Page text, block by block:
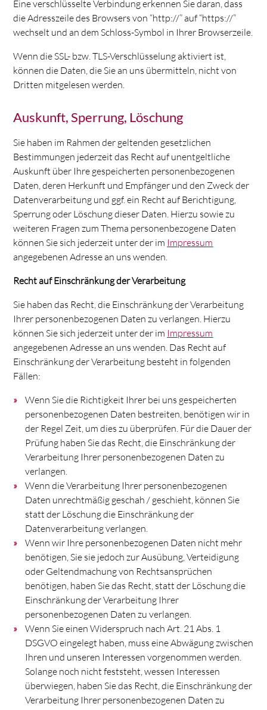
Eine verschlüsselte Verbindung erkennen Sie daran, dass
die Adresszeile des Browsers von “http://” auf “https://”
wechselt und an dem Schloss-Symbol in Ihrer Browserzeile.
Wenn die SSL- bzw. TLS-Verschlüsselung aktiviert ist,
können die Daten, die Sie an uns übermitteln, nicht von
Dritten mitgelesen werden.
Auskunft, Sperrung, Löschung
Sie haben im Rahmen der geltenden gesetzlichen
Bestimmungen jederzeit das Recht auf unentgeltliche
Auskunft über Ihre gespeicherten personenbezogenen
Daten, deren Herkunft und Empfänger und den Zweck der
Datenverarbeitung und ggf. ein Recht auf Berichtigung,
Sperrung oder Löschung dieser Daten. Hierzu sowie zu
weiteren Fragen zum Thema personenbezogene Daten
können Sie sich jederzeit unter der im Impressum
angegebenen Adresse an uns wenden.
Recht auf Einschränkung der Verarbeitung
Sie haben das Recht, die Einschränkung der Verarbeitung
Ihrer personenbezogenen Daten zu verlangen. Hierzu
können Sie sich jederzeit unter der im Impressum
angegebenen Adresse an uns wenden. Das Recht auf
Einschränkung der Verarbeitung besteht in folgenden
Fällen:
Wenn Sie die Richtigkeit Ihrer bei uns gespeicherten
personenbezogenen Daten bestreiten, benötigen wir in
der Regel Zeit, um dies zu überprüfen. Für die Dauer der
Prüfung haben Sie das Recht, die Einschränkung der
Verarbeitung Ihrer personenbezogenen Daten zu
verlangen.
Wenn die Verarbeitung Ihrer personenbezogenen
Daten unrechtmäßig geschah / geschieht, können Sie
statt der Löschung die Einschränkung der
Datenverarbeitung verlangen.
Wenn wir Ihre personenbezogenen Daten nicht mehr
benötigen, Sie sie jedoch zur Ausübung, Verteidigung
oder Geltendmachung von Rechtsansprüchen
benötigen, haben Sie das Recht, statt der Löschung die
Einschränkung der Verarbeitung Ihrer
personenbezogenen Daten zu verlangen.
Wenn Sie einen Widerspruch nach Art. 21 Abs. 1
DSGVO eingelegt haben, muss eine Abwägung zwischen
Ihren und unseren Interessen vorgenommen werden.
Solange noch nicht feststeht, wessen Interessen
überwiegen, haben Sie das Recht, die Einschränkung der
Verarbeitung Ihrer personenbezogenen Daten zu